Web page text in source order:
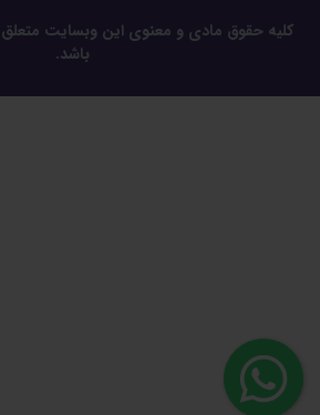
کلیه حقوق مادی و معنوی این وبسایت
باشد.